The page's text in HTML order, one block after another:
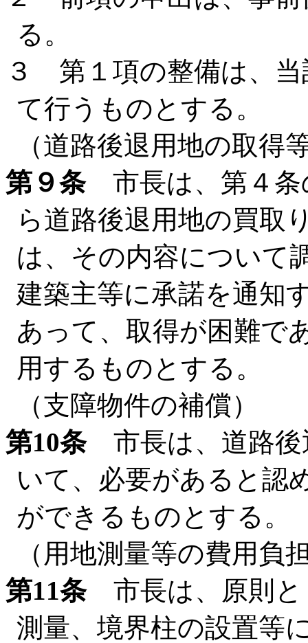
る。
３ 第１項の整備は、当
て行うものとする。
（道路後退用地の取得
第９条市長は、第４条
ら道路後退用地の買取
は、その内容について
建築主等に承諾を通知
あって、取得が困難で
用するものとする。
（支障物件の補償）
第10条市長は、道路後
いて、必要があると認
ができるものとする。
（用地測量等の費用負
第11条市長は、原則と
測量、境界柱の設置等